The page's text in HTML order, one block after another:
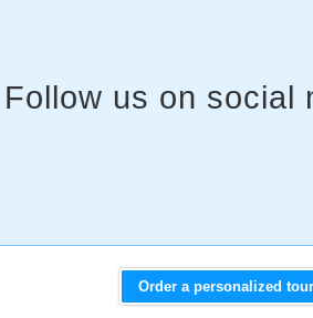
Order a personalized tour